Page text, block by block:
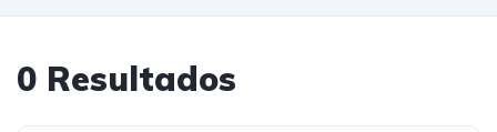
0 Resultados